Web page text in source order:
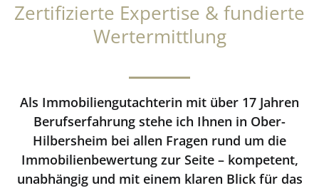
Zertifizierte Expertise & fundierte
Wertermittlung
Als Immobiliengutachterin mit über 17 Jahren
Berufserfahrung stehe ich Ihnen in Ober-
Hilbersheim bei allen Fragen rund um die
Immobilienbewertung zur Seite – kompetent,
unabhängig und mit einem klaren Blick für das